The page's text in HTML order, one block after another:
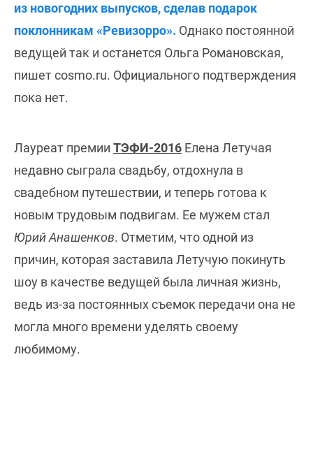
из новогодних выпусков, сделав подарок
поклонникам «Ревизорро». Однако постоянной
ведущей так и останется Ольга Романовская,
пишет cosmo.ru. Официального подтверждения
пока нет.
Лауреат премии ТЭФИ-2016 Елена Летучая
недавно сыграла свадьбу, отдохнула в
свадебном путешествии, и теперь готова к
новым трудовым подвигам. Ее мужем стал
Юрий Анашенков. Отметим, что одной из
причин, которая заставила Летучую покинуть
шоу в качестве ведущей была личная жизнь,
ведь из-за постоянных съемок передачи она не
могла много времени уделять своему
любимому.